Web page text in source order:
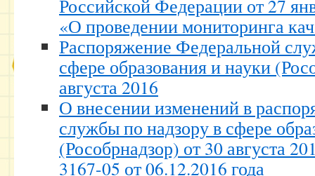
Российской Федерации от 27
«О проведении мониторинга
Распоряжение Федеральной
сфере образования и науки
августа 2016
О внесении изменений в
службы по надзору в сфере
(Рособрнадзор) от 30 августа
3167-05 от 06.12.2016 года